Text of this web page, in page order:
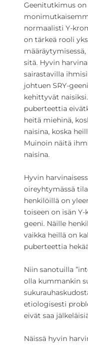
Geenitutkimus
normaalisti Y-
on tärkeä rooli
sitä. Hyvin
sairastavilla
johtuen SRY-
kehittyvät
puberteettia
heitä miehinä,
naisina, koska
Muinoin näitä
naisina.
Hyvin
oireyhtymässä
henkilöillä on
toiseen on isän
geeni. Näille
vaikka heillä on
puberteettia
Niin sanotuilla
olla kummankin
etiologisesti
eivät saa
Näissä hyvin